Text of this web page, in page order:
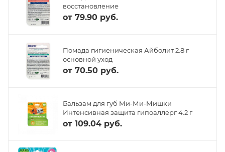
восстановление
от 79.90 руб.
Помада гигиеническая Айболит 2.8 г
основной уход
от 70.50 руб.
Бальзам для губ Ми-Ми-Мишки
Интенсивная защита гипоаллерг 4.2 г
от 109.04 руб.